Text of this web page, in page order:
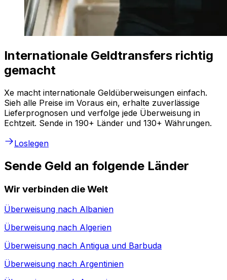
Internationale Geldtransfers richtig
gemacht
Xe macht internationale Geldüberweisungen einfach.
Sieh alle Preise im Voraus ein, erhalte zuverlässige
Lieferprognosen und verfolge jede Überweisung in
Echtzeit. Sende in 190+ Länder und 130+ Währungen.
Loslegen
Sende Geld an folgende Länder
Wir verbinden die Welt
Überweisung nach Albanien
Überweisung nach Algerien
Überweisung nach Antigua und Barbuda
Überweisung nach Argentinien